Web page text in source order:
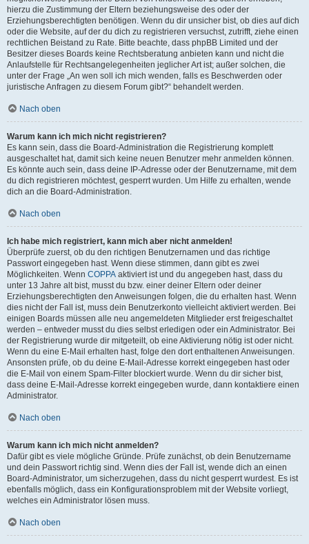
hierzu die Zustimmung der Eltern beziehungsweise des oder der
Erziehungsberechtigten benötigen. Wenn du dir unsicher bist, ob dies auf dich
oder die Website, auf der du dich zu registrieren versuchst, zutrifft, ziehe einen
rechtlichen Beistand zu Rate. Bitte beachte, dass phpBB Limited und der
Besitzer dieses Boards keine Rechtsberatung anbieten kann und nicht die
Anlaufstelle für Rechtsangelegenheiten jeglicher Art ist; außer solchen, die
unter der Frage „An wen soll ich mich wenden, falls es Beschwerden oder
juristische Anfragen zu diesem Forum gibt?“ behandelt werden.
Nach oben
Warum kann ich mich nicht registrieren?
Es kann sein, dass die Board-Administration die Registrierung komplett
ausgeschaltet hat, damit sich keine neuen Benutzer mehr anmelden können.
Es könnte auch sein, dass deine IP-Adresse oder der Benutzername, mit dem
du dich registrieren möchtest, gesperrt wurden. Um Hilfe zu erhalten, wende
dich an die Board-Administration.
Nach oben
Ich habe mich registriert, kann mich aber nicht anmelden!
Überprüfe zuerst, ob du den richtigen Benutzernamen und das richtige
Passwort eingegeben hast. Wenn diese stimmen, dann gibt es zwei
Möglichkeiten. Wenn COPPA aktiviert ist und du angegeben hast, dass du
unter 13 Jahre alt bist, musst du bzw. einer deiner Eltern oder deiner
Erziehungsberechtigten den Anweisungen folgen, die du erhalten hast. Wenn
dies nicht der Fall ist, muss dein Benutzerkonto vielleicht aktiviert werden. Bei
einigen Boards müssen alle neu angemeldeten Mitglieder erst freigeschaltet
werden – entweder musst du dies selbst erledigen oder ein Administrator. Bei
der Registrierung wurde dir mitgeteilt, ob eine Aktivierung nötig ist oder nicht.
Wenn du eine E-Mail erhalten hast, folge den dort enthaltenen Anweisungen.
Ansonsten prüfe, ob du deine E-Mail-Adresse korrekt eingegeben hast oder
die E-Mail von einem Spam-Filter blockiert wurde. Wenn du dir sicher bist,
dass deine E-Mail-Adresse korrekt eingegeben wurde, dann kontaktiere einen
Administrator.
Nach oben
Warum kann ich mich nicht anmelden?
Dafür gibt es viele mögliche Gründe. Prüfe zunächst, ob dein Benutzername
und dein Passwort richtig sind. Wenn dies der Fall ist, wende dich an einen
Board-Administrator, um sicherzugehen, dass du nicht gesperrt wurdest. Es ist
ebenfalls möglich, dass ein Konfigurationsproblem mit der Website vorliegt,
welches ein Administrator lösen muss.
Nach oben